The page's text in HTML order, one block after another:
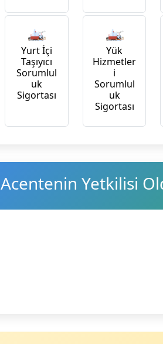
Yurt İçi
Taşıyıcı
Sorumlul
uk
Sigortası
Yük
Hizmetler
i
Sorumlul
uk
Sigortası
Acentenin Yetkilisi